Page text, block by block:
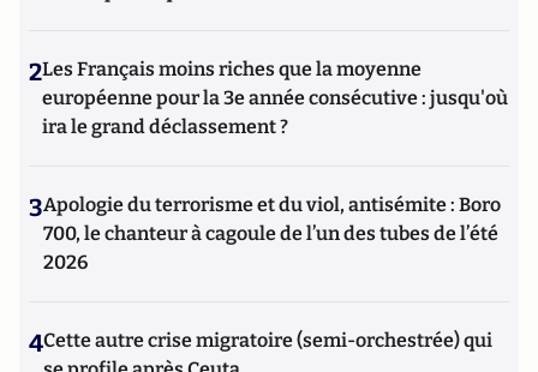
2Les Français moins riches que la moyenne
européenne pour la 3e année consécutive : jusqu'où
ira le grand déclassement ?
3Apologie du terrorisme et du viol, antisémite : Boro
700, le chanteur à cagoule de l’un des tubes de l’été
2026
4Cette autre crise migratoire (semi-orchestrée) qui